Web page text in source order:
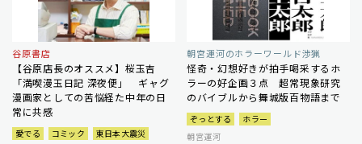
谷原書店
【谷原店長のオススメ】桜玉吉
「満喫漫玉日記 深夜便」 ギャグ
漫画家としての苦悩経た中年の日
常に共感
愛でる コミック
東日本大震災
朝宮運河のホラーワールド渉猟
怪奇・幻想好きが拍手喝采するホ
ラーの好企画３点 超常現象研究
のバイブルから舞城版百物語まで
ぞっとする
ホラー
朝宮運河